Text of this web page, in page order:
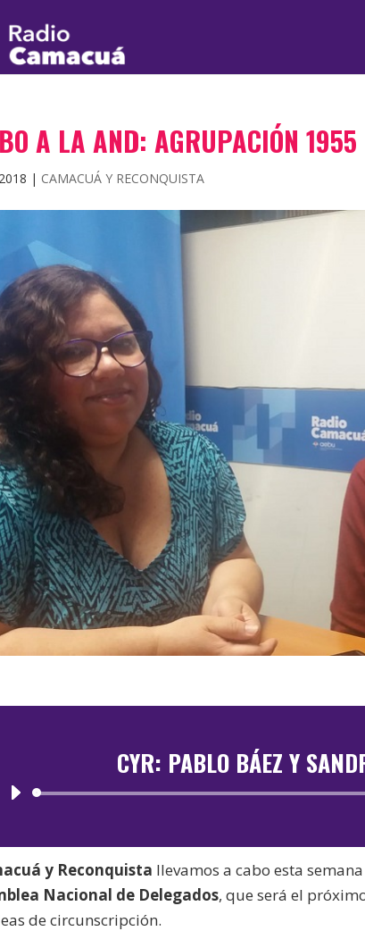
A LA AND: AGRUPACIÓN 1955
| CAMACUÁ Y RECONQUISTA
CYR: PABLO BÁEZ Y
audio
y Reconquista llevamos a cabo esta
Nacional de Delegados, que será el
de circunscripción.